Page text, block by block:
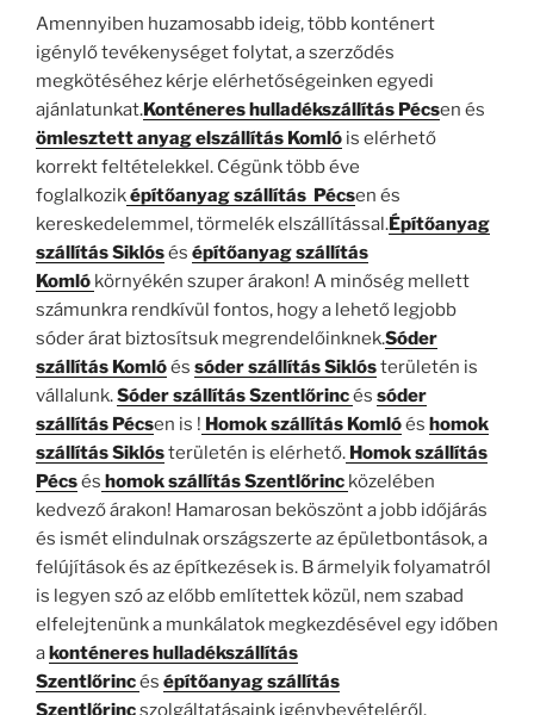
Amennyiben huzamosabb ideig, több konténert
igénylő tevékenységet folytat, a szerződés
megkötéséhez kérje elérhetőségeinken egyedi
ajánlatunkat.Konténeres hulladékszállítás Pécsen és
ömlesztett anyag elszállítás Komló is elérhető
korrekt feltételekkel. Cégünk több éve
foglalkoziképítőanyag szállítás Pécsen és
kereskedelemmel, törmelék elszállítással.Építőanyag
szállítás Siklósés építőanyag szállítás
Komló környékén szuper árakon! A minőség mellett
számunkra rendkívül fontos, hogy a lehető legjobb
sóder árat biztosítsuk megrendelőinknek.Sóder
szállítás Komlóés sóder szállítás Siklósterületén is
vállalunk.Sóder szállítás Szentlőrincés sóder
szállítás Pécsen is ! Homok szállítás Komlóés homok
szállítás Siklósterületén is elérhető. Homok szállítás
Pécsés homok szállítás Szentlőrinc közelében
kedvező árakon! Hamarosan beköszönt a jobb időjárás
és ismét elindulnak országszerte az épületbontások, a
felújítások és az építkezések is. B ármelyik folyamatról
is legyen szó az előbb említettek közül, nem szabad
elfelejtenünk a munkálatok megkezdésével egy időben
akonténeres hulladékszállítás
Szentlőrincés építőanyag szállítás
Szentlőrincszolgáltatásaink igénybevételéről.